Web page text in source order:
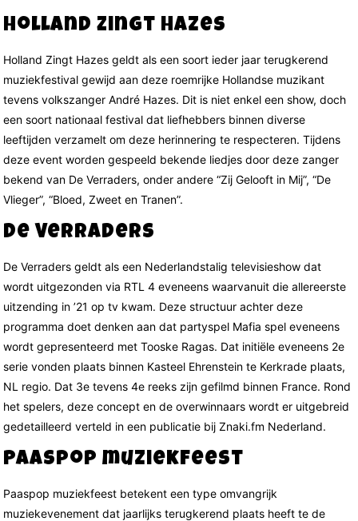
Holland Zingt Hazes
Holland Zingt Hazes geldt als een soort ieder jaar terugkerend
muziekfestival gewijd aan deze roemrijke Hollandse muzikant
tevens volkszanger André Hazes. Dit is niet enkel een show, doch
een soort nationaal festival dat liefhebbers binnen diverse
leeftijden verzamelt om deze herinnering te respecteren. Tijdens
deze event worden gespeeld bekende liedjes door deze zanger
bekend van De Verraders, onder andere “Zij Gelooft in Mij”, “De
Vlieger”, “Bloed, Zweet en Tranen”.
De Verraders
De Verraders geldt als een Nederlandstalig televisieshow dat
wordt uitgezonden via RTL 4 eveneens waarvanuit die allereerste
uitzending in ’21 op tv kwam. Deze structuur achter deze
programma doet denken aan dat partyspel Mafia spel eveneens
wordt gepresenteerd met Tooske Ragas. Dat initiële eveneens 2e
serie vonden plaats binnen Kasteel Ehrenstein te Kerkrade plaats,
NL regio. Dat 3e tevens 4e reeks zijn gefilmd binnen France. Rond
het spelers, deze concept en de overwinnaars wordt er uitgebreid
gedetailleerd verteld in een publicatie bij Znaki.fm Nederland.
Paaspop muziekfeest
Paaspop muziekfeest betekent een type omvangrijk
muziekevenement dat jaarlijks terugkerend plaats heeft te de